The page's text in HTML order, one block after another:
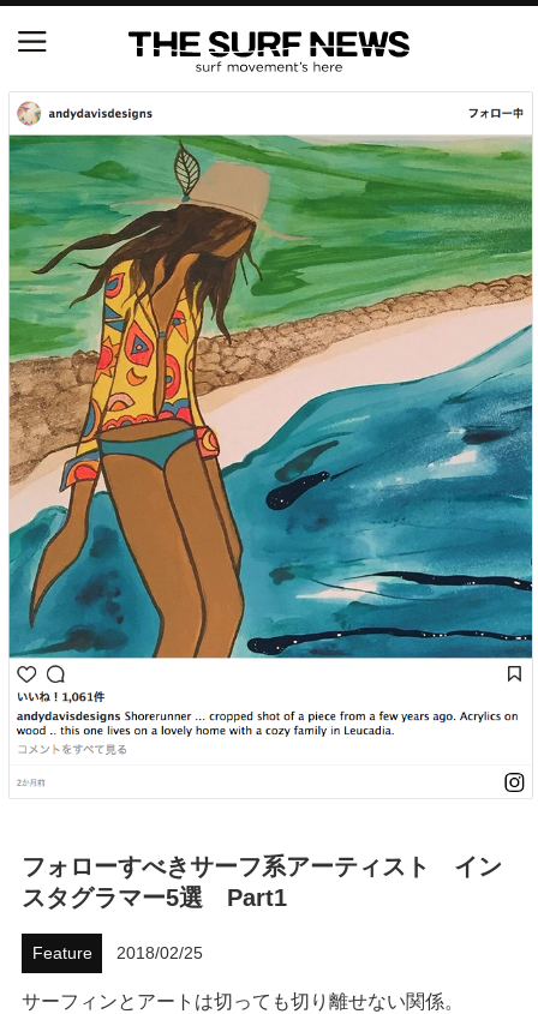
フォローすべきサーフ系アーティスト イン
スタグラマー5選 Part1
Feature 2018/02/25
サーフィンとアートは切っても切り離せない関係。
協定は全国初、サーフィンを軸に地域活性化へ
【五十嵐カノア独占インタビュー】旧友レオ、ジャ
ックとの豪華プライベートセッション
S.ONE ショート＆ロング開幕戦・現地リポート（高
橋みなと）
ニュース
製品情報
特集
試合
ハウツー
ホリデースタイル
イベント・リリース
FOLLOW US ON